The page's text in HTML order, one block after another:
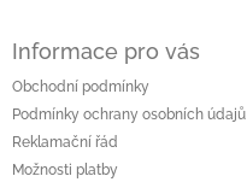
Informace pro vás
Obchodní podmínky
Podmínky ochrany osobních údajů
Reklamační řád
Možnosti platby